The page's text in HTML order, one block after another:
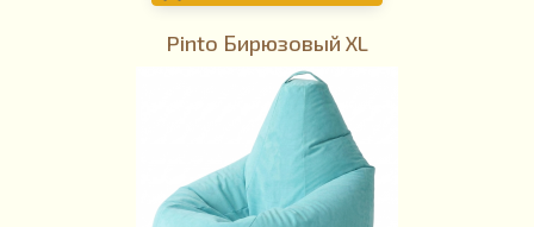
Pinto Бирюзовый XL